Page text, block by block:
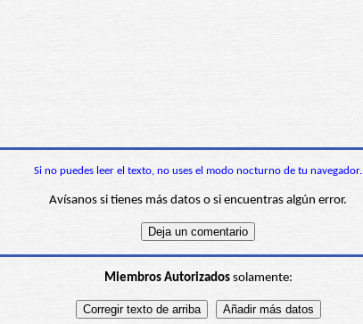
Si no puedes leer el texto, no uses el modo nocturno de tu navegador.
Avísanos si tienes más datos o si encuentras algún error.
Miembros Autorizadossolamente: